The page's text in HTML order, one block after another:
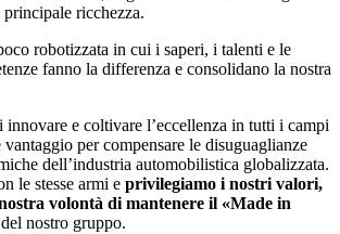
principale ricchezza.
robotizzata in cui i saperi, i talenti e le
fanno la differenza e consolidano la nostra
innovare e coltivare l’eccellenza in tutti i campi
per compensare le disuguaglianze
dell’industria automobilistica globalizzata.
le stesse armi e privilegiamo i nostri valori,
volontà di mantenere il «Made in
nostro gruppo.